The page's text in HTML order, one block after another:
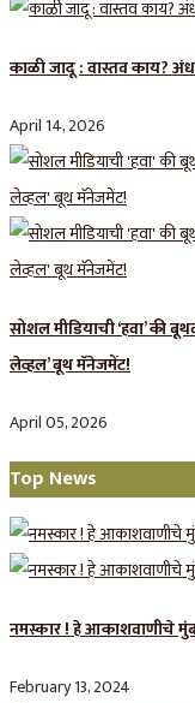
काळी जादू : वास्तव काय?
April 14, 2026
सोशल मीडियाची ‘हवा’ की
लेव्हल’ बूथ मॅनेजमेंट!
April 05, 2026
Top News
नमस्कार ! हे आकाशवाणीचे
February 13, 2024